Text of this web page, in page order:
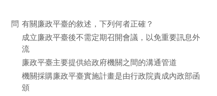
問 有關廉政平臺的敘述，下列何者正確？
成立廉政平臺後不需定期召開會議，以免重要訊息外
流
廉政平臺主要提供給政府機關之間的溝通管道
機關採購廉政平臺實施計畫是由行政院責成內政部函
頒